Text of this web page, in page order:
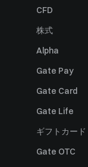
CFD
株式
Alpha
Gate Pay
Gate Card
Gate Life
ギフトカード
Gate OTC